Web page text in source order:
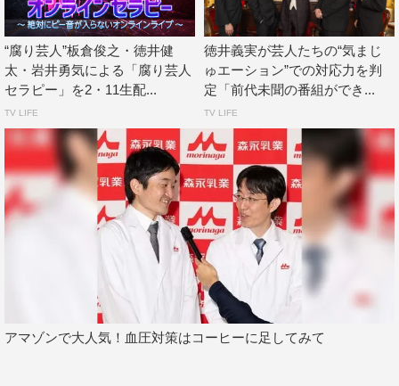
んだろう？と考えた時に、猫と暮らしているから満たされ
ているし、こういう番組で結婚式の様子や動画サイトで人
の結婚式で行われたフラッシュモブとか見てしまうと、温
かい気持ちになってしまって、触発されるよりも、満たさ
れてしまうんですよね」と苦笑いを浮かべた。
すると松丸が「確かに、徳井さんが結婚されてしまうと
芸人界での希望がなくなるかもしれない…」と話すと、徳
井も「え？徳ロスある？」と驚きながらも、「じゃあ、僕
も志村（けん）さんの後継者みたいになるかもしれないで
最後に徳井は「4K制作ということで、映像がとにかく
きれい！BSテレビ東さんがお金をかけて撮影されてきた
ので、世界遺産を引きの映像は絶対に見てほしいです。ま
“腐り芸人”板倉俊之・徳井健
太・岩井勇気による「腐り芸人
セラピー」を2・11生配...
TV LIFE
徳井義実が芸人たちの“気まじ
ゅエーション”での対応力を判
定「前代未聞の番組ができ...
TV LIFE
アマゾンで大人気！血圧対策はコーヒーに足してみて